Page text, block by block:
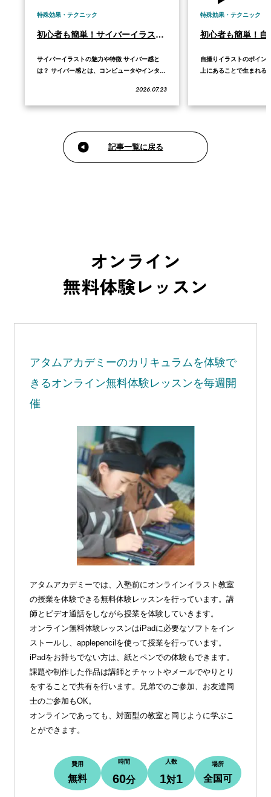
特殊効果・テクニック
初心者も簡単！サイバーイラストの描き方
サイバーイラストの魅力や特徴 サイバー感と
は？ サイバー感とは、コンピュータやインター
未来を連想させる雰囲気や表現のことです。SF
の世界観の中でも、機械と光、デジタルの情報
2026.07.23
特殊効果・テクニック
自撮りイラストのポイン
上にあることで生まれる
方、顔周りの線を太くし
らしさを…
記事一覧に戻る
オンライン
無料体験レッスン
アタムアカデミーのカリキュラムを体験で
きるオンライン無料体験レッスンを毎週開
催
アタムアカデミーでは、入塾前にオンラインイラスト教室
の授業を体験できる無料体験レッスンを行っています。講
師とビデオ通話をしながら授業を体験していきます。
オンライン無料体験レッスンはiPadに必要なソフトをイン
ストールし、applepencilを使って授業を行っています。
iPadをお持ちでない方は、紙とペンでの体験もできます。
課題や制作した作品は講師とチャットやメールでやりとり
をすることで共有を行います。兄弟でのご参加、お友達同
士のご参加もOK。
オンラインであっても、対面型の教室と同じように学ぶこ
とができます。
費用
無料
時間
60分
人数
1対1
場所
全国可